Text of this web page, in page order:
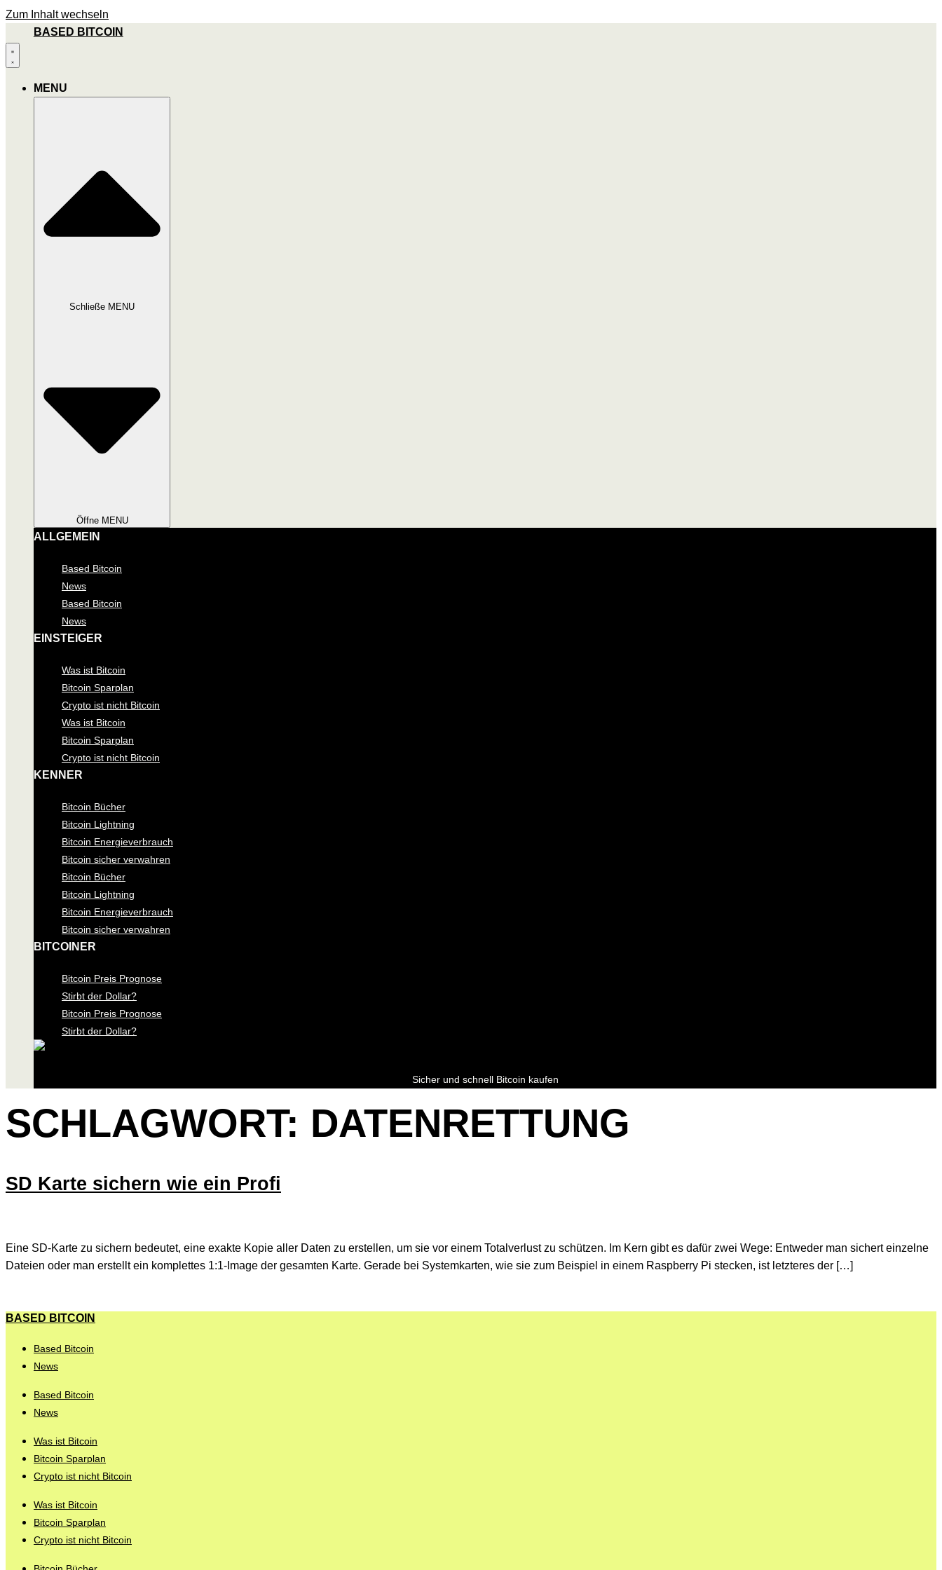
Zum Inhalt wechseln
BASED BITCOIN
MENU
Schließe MENU
Öffne MENU
ALLGEMEIN
Based Bitcoin
News
Based Bitcoin
News
EINSTEIGER
Was ist Bitcoin
Bitcoin Sparplan
Crypto ist nicht Bitcoin
Was ist Bitcoin
Bitcoin Sparplan
Crypto ist nicht Bitcoin
KENNER
Bitcoin Bücher
Bitcoin Lightning
Bitcoin Energieverbrauch
Bitcoin sicher verwahren
Bitcoin Bücher
Bitcoin Lightning
Bitcoin Energieverbrauch
Bitcoin sicher verwahren
BITCOINER
Bitcoin Preis Prognose
Stirbt der Dollar?
Bitcoin Preis Prognose
Stirbt der Dollar?
Sicher und schnell Bitcoin kaufen
SCHLAGWORT: DATENRETTUNG
SD Karte sichern wie ein Profi
Eine SD-Karte zu sichern bedeutet, eine exakte Kopie aller Daten zu erstellen, um sie vor einem Totalverlust zu schützen. Im Kern gibt es dafür zwei Wege: Entweder man sichert einzelne
Dateien oder man erstellt ein komplettes 1:1-Image der gesamten Karte. Gerade bei Systemkarten, wie sie zum Beispiel in einem Raspberry Pi stecken, ist letzteres der […]
BASED BITCOIN
Based Bitcoin
News
Based Bitcoin
News
Was ist Bitcoin
Bitcoin Sparplan
Crypto ist nicht Bitcoin
Was ist Bitcoin
Bitcoin Sparplan
Crypto ist nicht Bitcoin